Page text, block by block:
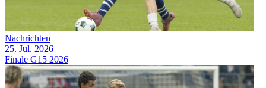
Nachrichten
25. Jul. 2026
Finale G15 2026